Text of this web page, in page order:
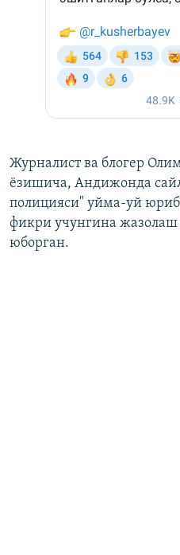
Журналист ва блогер
ёзишича, Андижонда
полицияси" уйма-уй
фикри учунгина
юборган.